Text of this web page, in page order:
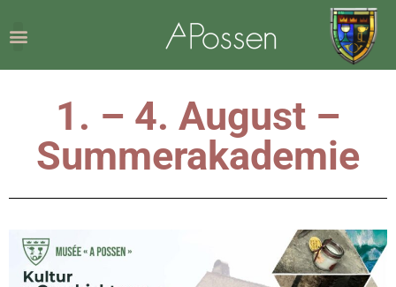
1. – 4. August –
Summerakademie